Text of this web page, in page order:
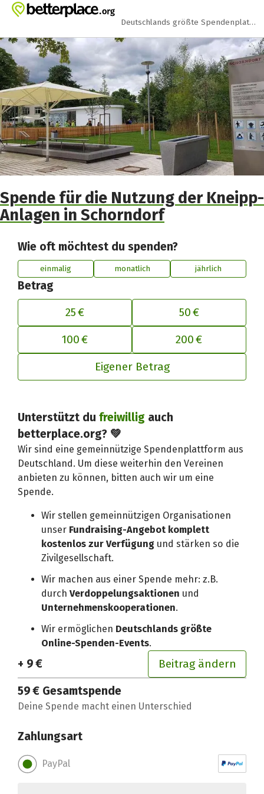
Zum Hauptinhalt springen
Erklärung zur Barrierefreiheit anzeigen
Deutschlands größte Spendenplattform
Spende für die Nutzung der Kneipp-
Anlagen in Schorndorf
Wie oft möchtest du spenden?
einmalig monatlich jährlich
Betrag
25 €
50 €
100 € 200 €
Eigener Betrag
Unterstützt dufreiwillig auch
betterplace.org? 💚
Wir sind eine gemeinnützige Spendenplattform aus
Deutschland. Um diese weiterhin den Vereinen
anbieten zu können, bitten auch wir um eine
Spende.
Wir stellen gemeinnützigen Organisationen
unser Fundraising-Angebot komplett
kostenlos zur Verfügung und stärken so die
Zivilgesellschaft.
Wir machen aus einer Spende mehr: z.B.
durchVerdoppelungsaktionen und
Unternehmenskooperationen.
Wir ermöglichen Deutschlands größte
Online-Spenden-Events.
+ 9 € Beitrag ändern
Deinen Beitrag an betterplace
59 € Gesamtspende
Deine Spende macht einen Unterschied
Zahlungsart
PayPal